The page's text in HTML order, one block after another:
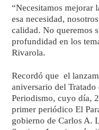
“Necesitamos mejorar
esa necesidad,
calidad. No queremos
profundidad en los
Rivarola.
Recordó que el
aniversario del
Periodismo, cuyo día,
primer periódico El
gobierno de Carlos A.